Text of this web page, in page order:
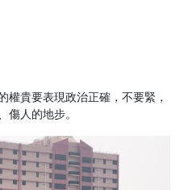
權貴要表現政治正確，不要緊，
傷人的地步。